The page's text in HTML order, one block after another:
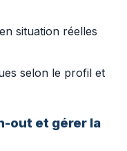
situation réelles
selon le profil et
out et gérer la